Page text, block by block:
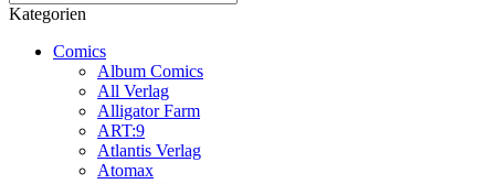
Kategorien
Comics
Album Comics
All Verlag
Alligator Farm
ART:9
Atlantis Verlag
Atomax